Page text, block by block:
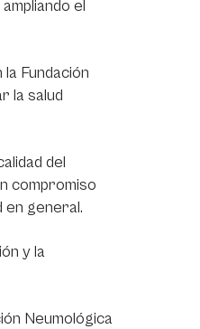
el
Fundación
la salud
del
compromiso
en general.
y la
Neumológica